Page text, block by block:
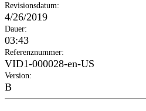
Revisionsdatum:
4/26/2019
Dauer:
03:43
Referenznummer:
VID1-000028-en-US
Version:
B